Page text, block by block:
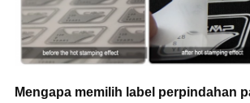
Mengapa memilih label perpindahan